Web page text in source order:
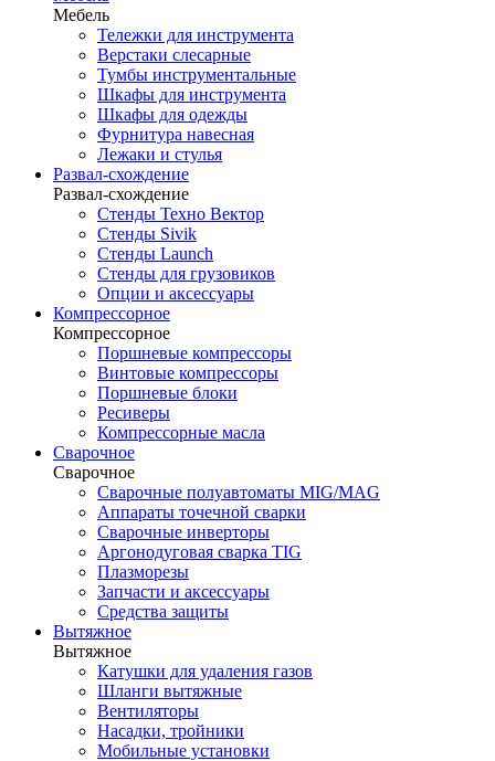
Мебель
Тележки для инструмента
Верстаки слесарные
Тумбы инструментальные
Шкафы для инструмента
Шкафы для одежды
Фурнитура навесная
Лежаки и стулья
Развал-схождение
Развал-схождение
Стенды Техно Вектор
Стенды Sivik
Стенды Launch
Стенды для грузовиков
Опции и аксессуары
Компрессорное
Компрессорное
Поршневые компрессоры
Винтовые компрессоры
Поршневые блоки
Ресиверы
Компрессорные масла
Сварочное
Сварочное
Сварочные полуавтоматы MIG/MAG
Аппараты точечной сварки
Сварочные инверторы
Аргонодуговая сварка TIG
Плазморезы
Запчасти и аксессуары
Средства защиты
Вытяжное
Вытяжное
Катушки для удаления газов
Шланги вытяжные
Вентиляторы
Насадки, тройники
Мобильные установки